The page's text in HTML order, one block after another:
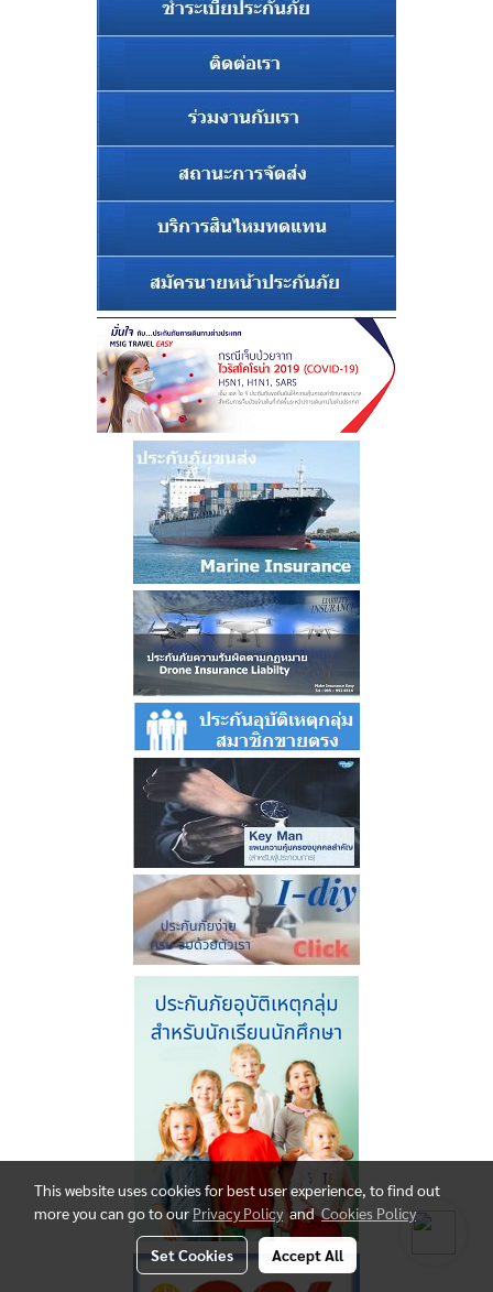
This website uses cookies for best user experience, to find out
more you can go to ourPrivacy PolicyandCookies Policy
Set Cookies Accept All